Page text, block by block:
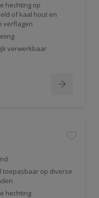
hechting op
of kaal hout en
verflagen
verwerkbaar
toepasbaar op diverse
hechting